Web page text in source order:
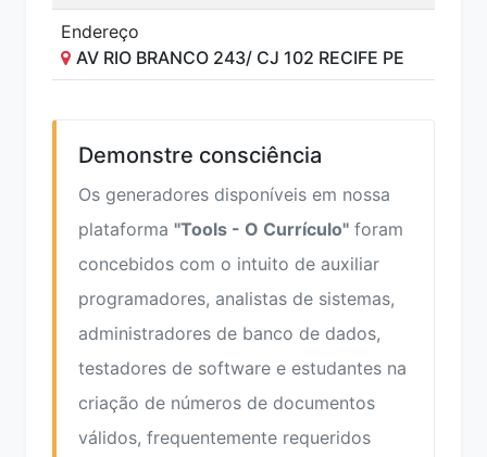
Endereço
AV RIO BRANCO 243/ CJ 102 RECIFE PE
Demonstre consciência
Os generadores disponíveis em nossa
plataforma "Tools - O Currículo" foram
concebidos com o intuito de auxiliar
programadores, analistas de sistemas,
administradores de banco de dados,
testadores de software e estudantes na
criação de números de documentos
válidos, frequentemente requeridos